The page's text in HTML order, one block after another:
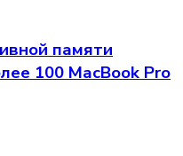
памяти
100 MacBook Pro